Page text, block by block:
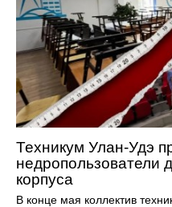
Техникум Улан-Удэ
недропользователи
корпуса
В конце мая коллектив